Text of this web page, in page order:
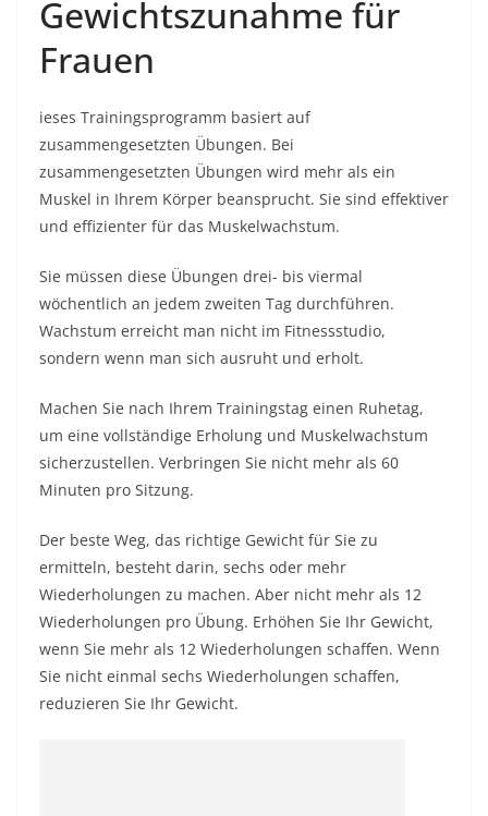
Gewichtszunahme für
Frauen
ieses Trainingsprogramm basiert auf
zusammengesetzten Übungen. Bei
zusammengesetzten Übungen wird mehr als ein
Muskel in Ihrem Körper beansprucht. Sie sind effektiver
und effizienter für das Muskelwachstum.
Sie müssen diese Übungen drei- bis viermal
wöchentlich an jedem zweiten Tag durchführen.
Wachstum erreicht man nicht im Fitnessstudio,
sondern wenn man sich ausruht und erholt.
Machen Sie nach Ihrem Trainingstag einen Ruhetag,
um eine vollständige Erholung und Muskelwachstum
sicherzustellen. Verbringen Sie nicht mehr als 60
Minuten pro Sitzung.
Der beste Weg, das richtige Gewicht für Sie zu
ermitteln, besteht darin, sechs oder mehr
Wiederholungen zu machen. Aber nicht mehr als 12
Wiederholungen pro Übung. Erhöhen Sie Ihr Gewicht,
wenn Sie mehr als 12 Wiederholungen schaffen. Wenn
Sie nicht einmal sechs Wiederholungen schaffen,
reduzieren Sie Ihr Gewicht.